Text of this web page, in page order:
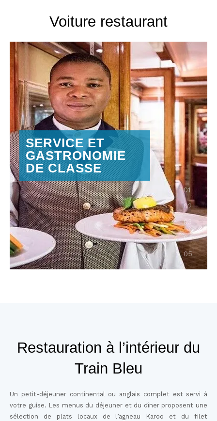
Voiture restaurant
ET
VOITURE
RESTAURANT DE
JOUR
Restauration à l’intérieur du
Train Bleu
Un petit-déjeuner continental ou anglais complet est servi à
votre guise. Les menus du déjeuner et du dîner proposent une
sélection de plats locaux de l’agneau Karoo et du filet